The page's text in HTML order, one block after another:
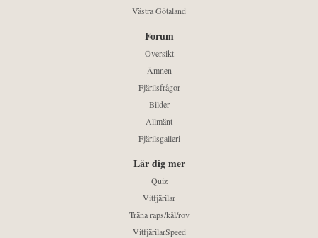
Västra Götaland
Forum
Översikt
Ämnen
Fjärilsfrågor
Bilder
Allmänt
Fjärilsgalleri
Lär dig mer
Quiz
Vitfjärilar
Träna raps/kål/rov
VitfjärilarSpeed